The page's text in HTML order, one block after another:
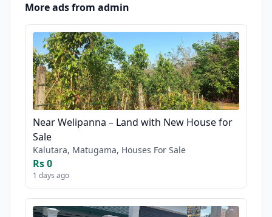
More ads from admin
Near Welipanna – Land with New House for
Sale
Kalutara, Matugama, Houses For Sale
Rs 0
1 days ago